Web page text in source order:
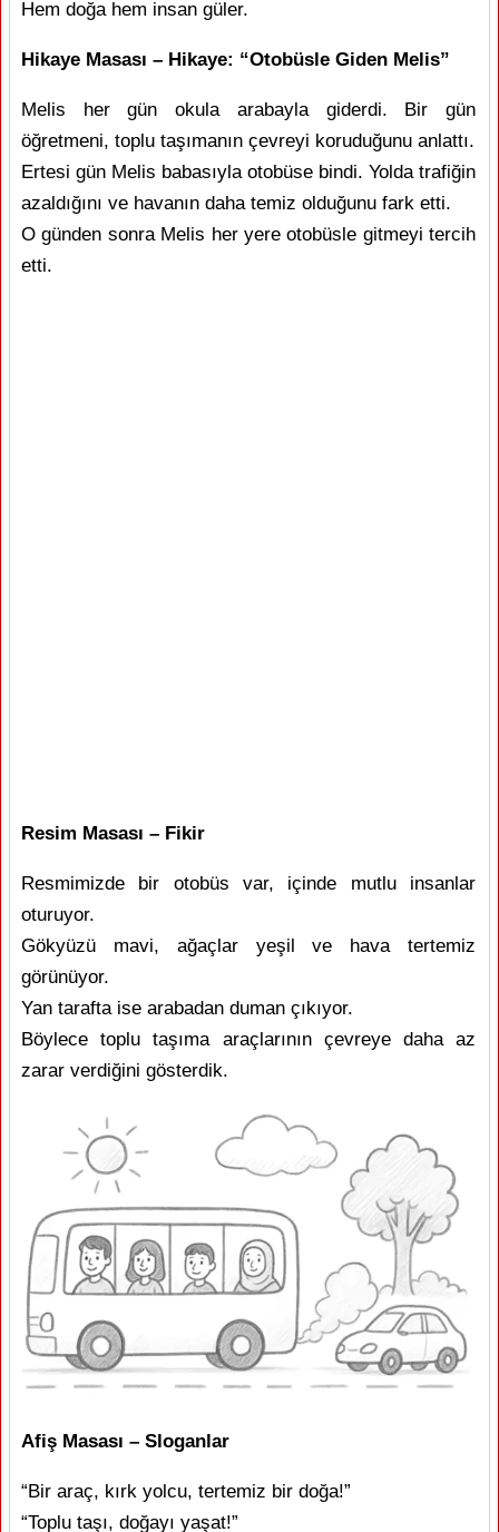
Hem doğa hem insan güler.
Hikaye Masası – Hikaye: “Otobüsle Giden Melis”
Melis her gün okula arabayla giderdi. Bir gün
öğretmeni, toplu taşımanın çevreyi koruduğunu anlattı.
Ertesi gün Melis babasıyla otobüse bindi. Yolda trafiğin
azaldığını ve havanın daha temiz olduğunu fark etti.
O günden sonra Melis her yere otobüsle gitmeyi tercih
etti.
Resim Masası – Fikir
Resmimizde bir otobüs var, içinde mutlu insanlar
oturuyor.
Gökyüzü mavi, ağaçlar yeşil ve hava tertemiz
görünüyor.
Yan tarafta ise arabadan duman çıkıyor.
Böylece toplu taşıma araçlarının çevreye daha az
zarar verdiğini gösterdik.
Afiş Masası – Sloganlar
“Bir araç, kırk yolcu, tertemiz bir doğa!”
“Toplu taşı, doğayı yaşat!”